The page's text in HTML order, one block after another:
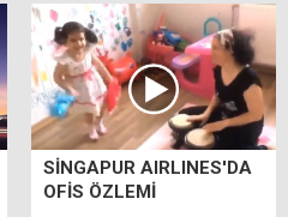
SİNGAPUR AIRLINES'DA
OFİS ÖZLEMİ